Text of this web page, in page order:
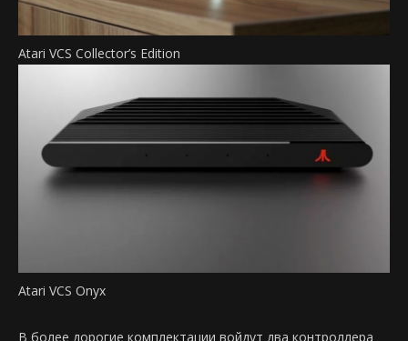
Atari VCS Collector’s Edition
Atari VCS Onyx
В более дорогие комплектации войдут два контроллера